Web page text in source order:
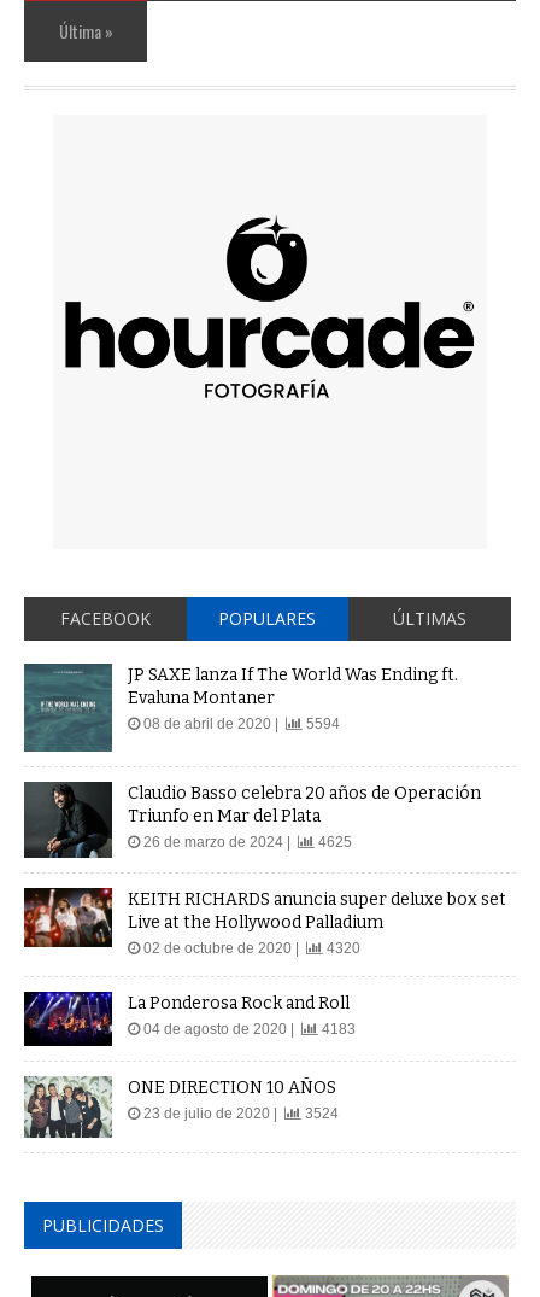
Última »
FACEBOOK POPULARES ÚLTIMAS
JP SAXE lanza If The World Was Ending ft.
Evaluna Montaner
08 de abril de 2020 | 5594
Claudio Basso celebra 20 años de Operación
Triunfo en Mar del Plata
26 de marzo de 2024 | 4625
KEITH RICHARDS anuncia super deluxe box set
Live at the Hollywood Palladium
02 de octubre de 2020 | 4320
La Ponderosa Rock and Roll
04 de agosto de 2020 | 4183
ONE DIRECTION 10 AÑOS
23 de julio de 2020 | 3524
PUBLICIDADES